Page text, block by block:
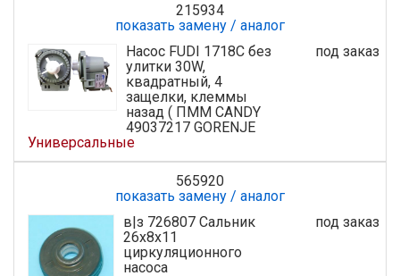
215934
показать замену / аналог
Насос FUDI 1718C без
улитки 30W,
квадратный, 4
защелки, клеммы
назад ( ПММ CANDY
49037217 GORENJE
Универсальные
под заказ
565920
показать замену / аналог
в|з 726807 Сальник
26x8x11
циркуляционного
насоса
под заказ